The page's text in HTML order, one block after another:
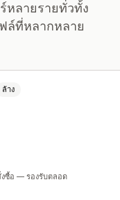
หลายรายทั่วทั้ง
ล์ที่หลากหลาย
ล้าง
งซื้อ — รองรับตลอด